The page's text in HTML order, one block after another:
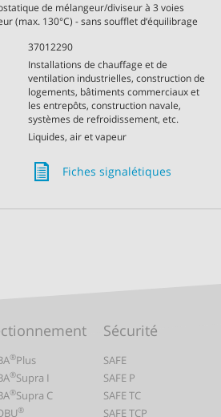
de mélangeur/diviseur à 3 voies
(max. 130°C) - sans soufflet d‘équilibrage
37012290
Installations de chauffage et de
ventilation industrielles, construction de
logements, bâtiments commerciaux et
les entrepôts, construction navale,
systèmes de refroidissement, etc.
Liquides, air et vapeur
Fiches signalétiques
®Plus
®Supra I
®Supra C
®
Sécurité
SAFE
SAFE P
SAFE TC
SAFE TCP